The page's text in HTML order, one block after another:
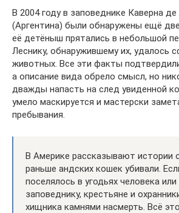
В 2004 году в заповеднике Каверна
(Аргентина) были обнаружены ещё
её детёныш прятались в небольшой
Леснику, обнаружившему их, удалось
животных. Все эти факты
а описание вида обрело смысл, но
дважды напасть на след увиденной
умело маскируется и мастерски
пребывания.
В Америке рассказывают истории
раньше андских кошек убивали.
поселялось в угодьях человека
заповеднику, крестьяне и
хищника камнями насмерть. Всё